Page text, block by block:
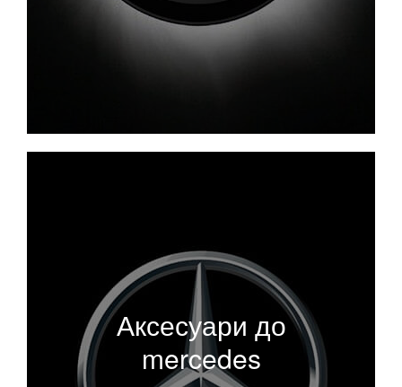
Аксесуари до
mercedes